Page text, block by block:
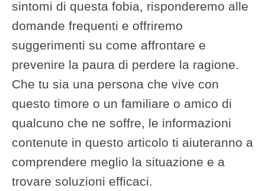
sintomi di questa fobia, risponderemo alle
domande frequenti e offriremo
suggerimenti su come affrontare e
prevenire la paura di perdere la ragione.
Che tu sia una persona che vive con
questo timore o un familiare o amico di
qualcuno che ne soffre, le informazioni
contenute in questo articolo ti aiuteranno a
comprendere meglio la situazione e a
trovare soluzioni efficaci.